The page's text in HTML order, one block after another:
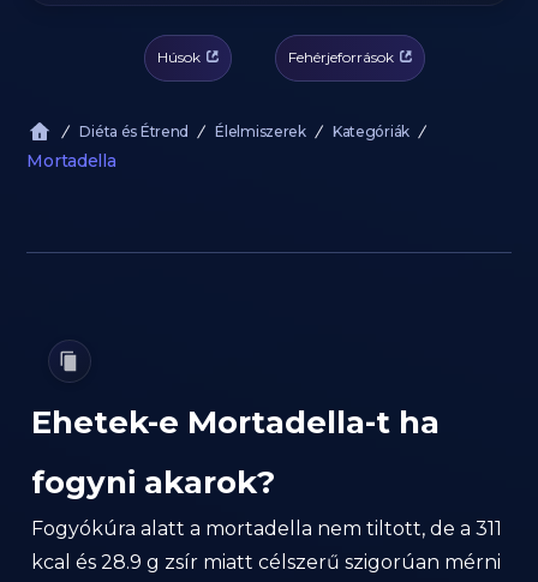
Húsok Fehérjeforrások
Diéta és Étrend Élelmiszerek Kategóriák
Mortadella
Ehetek-e Mortadella-t ha
fogyni akarok?
Fogyókúra alatt a mortadella nem tiltott, de a 311
kcal és 28.9 g zsír miatt célszerű szigorúan mérni